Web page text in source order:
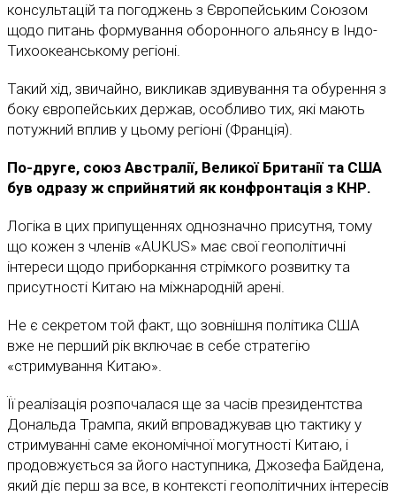
консультацій та погоджень з Європейським Союзом
щодо питань формування оборонного альянсу в Індо-
Тихоокеанському регіоні.
Такий хід, звичайно, викликав здивування та обурення з
боку європейських держав, особливо тих, які мають
потужний вплив у цьому регіоні (Франція).
По-друге, союз Австралії, Великої Британії та США
був одразу ж сприйнятий як конфронтація з КНР.
Логіка в цих припущеннях однозначно присутня, тому
що кожен з членів «AUKUS» має свої геополітичні
інтереси щодо приборкання стрімкого розвитку та
присутності Китаю на міжнародній арені.
Не є секретом той факт, що зовнішня політика США
вже не перший рік включає в себе стратегію
«стримування Китаю».
Її реалізація розпочалася ще за часів президентства
Дональда Трампа, який впроваджував цю тактику у
стримуванні саме економічної могутності Китаю, і
продовжується за його наступника, Джозефа Байдена,
який діє перш за все, в контексті геополітичних інтересів